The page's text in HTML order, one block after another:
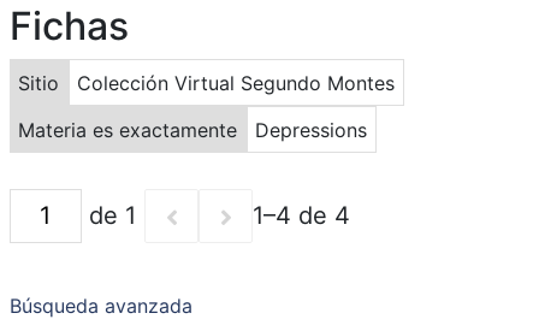
CONTENIDO
TODOS LOS DOCUMENTOS
CATEGORIAS
OBRAS SOBRE EL AUTOR P. SEGUNDO MONTES
MATERIAS
PALABRAS CLAVES
MULTIMEDIA
GALERÍA
Fichas
Sitio
Colección Virtual Segundo Montes
Materia es exactamente
Depressions
de 1 1–4 de 4
Búsqueda avanzada